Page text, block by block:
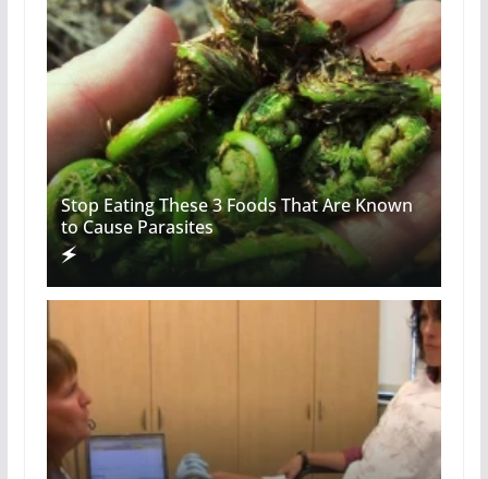
Stop Eating These 3 Foods That Are Known
to Cause Parasites